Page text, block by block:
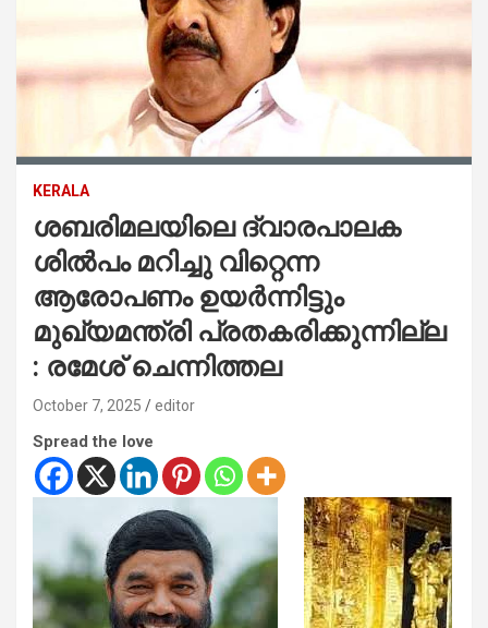
KERALA
ശബരിമലയിലെ ദ്വാരപാലക
ശില്‍പം മറിച്ചു വിറ്റെന്ന
ആരോപണം ഉയര്‍ന്നിട്ടും
മുഖ്യമന്ത്രി പ്രതകരിക്കുന്നില്ല
: രമേശ് ചെന്നിത്തല
October 7, 2025 editor
Spread the love